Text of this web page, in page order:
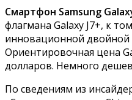
Смартфон Samsung
флагмана Galaxy J7+, к
инновационной
Ориентировочная цена
долларов. Немного
По сведениям из